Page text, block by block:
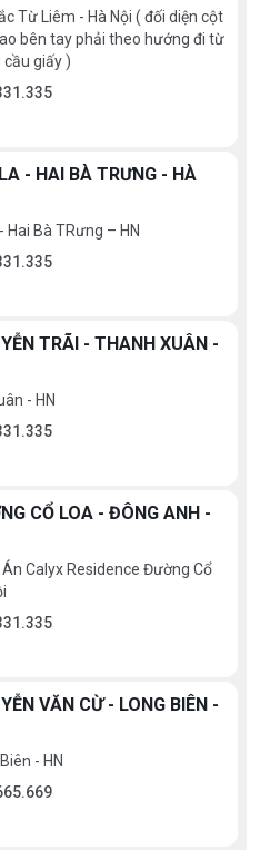
Từ Liêm - Hà Nội ( đối diện cột
bên tay phải theo hướng đi từ
giấy )
- HAI BÀ TRƯNG - HÀ
Hai Bà TRưng – HN
TRÃI - THANH XUÂN -
- HN
CỔ LOA - ĐÔNG ANH -
Calyx Residence Đường Cổ
VĂN CỪ - LONG BIÊN -
- HN